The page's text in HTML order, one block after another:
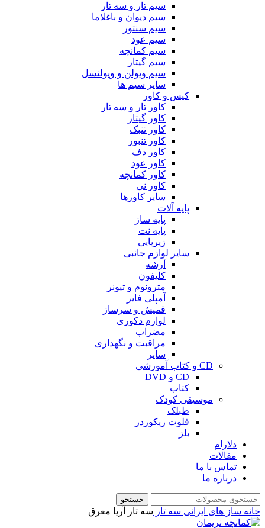
سیم تار و سه تار
سیم دیوان و باغلاما
سیم سنتور
سیم عود
سیم کمانچه
سیم گیتار
سیم ویولن و ویولنسل
سایر سیم ها
کیس و کاور
کاور تار و سه تار
کاور گیتار
کاور تنبک
کاور تنبور
کاور دف
کاور عود
کاور کمانچه
کاور نی
سایر کاورها
پایه آلات
پایه ساز
پایه نت
زیرپایی
سایر لوازم جانبی
آرشه
کلیفون
مترونوم و تیونر
آمپلی فایر
قمیش و سرساز
لوازم دکوری
مضراب
مراقبت و نگهداری
سایر
CD و کتاب آموزشی
CD و DVD
کتاب
موسیقی کودک
طبلک
فلوت ریکوردر
بلز
دلارام
مقالات
تماس با ما
درباره ما
جستجو
خانه ساز های ایرانی سه تار سه تار آریا معرق